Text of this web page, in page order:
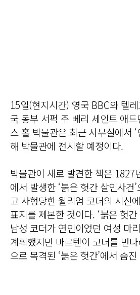
15일(현지시간) 영국 BBC와 텔
국 동부 서퍽 주 베리 세인트 애
스 홀 박물관은 최근 사무실에서
해 박물관에 전시할 예정이다.
박물관이 새로 발견한 책은 1827
에서 발생한 ‘붉은 헛간 살인사건
고 사형당한 윌리엄 코더의 시신
표지를 제본한 것이다. ‘붉은 헛
남성 코더가 연인이었던 여성 마
계획했지만 마르텐이 코더를 만
으로 목격된 ‘붉은 헛간’에서 숨